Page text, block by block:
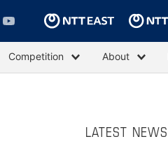
Competition About
LATEST NEWS